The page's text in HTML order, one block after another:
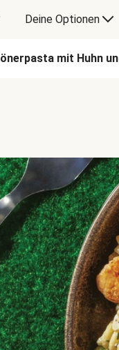
Deine Optionen
mit Huhn